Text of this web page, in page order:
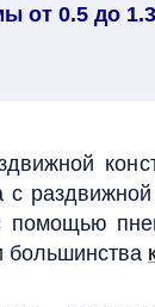
от 0.5 до
с
помощью
большинства